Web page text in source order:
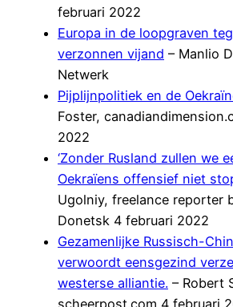
februari 2022
Europa in de loopgraven
verzonnen vijand – Manlio
Netwerk
Pijplijnpolitiek en de
Foster,
2022
‘Zonder Rusland zullen we
Oekraïens offensief niet
Ugolniy, freelance reporter
Donetsk 4 februari 2022
Gezamenlijke Russisch-
verwoordt eensgezind
westerse alliantie. – Robert
scheerpost.com 4 februari